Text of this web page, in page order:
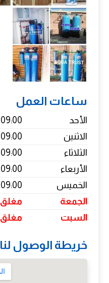
ساعات العمل
الأحد
09:00 - 17:00
الاثنين
09:00 - 17:00
الثلاثاء
09:00 - 17:00
الأربعاء
09:00 - 17:00
الخميس
09:00 - 17:00
الجمعة
مغلق
السبت
مغلق
خريطة الوصول لنا